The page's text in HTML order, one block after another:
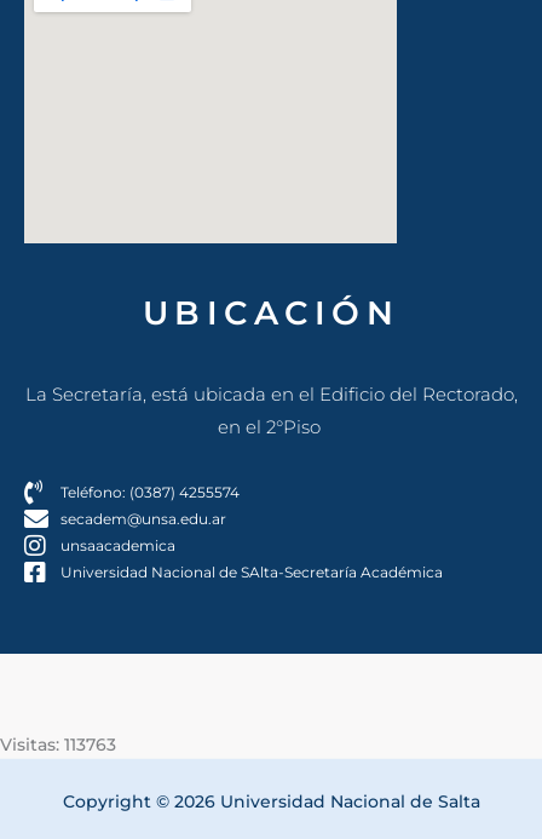
UBICACIÓN
La Secretaría, está ubicada en el Edificio del Rectorado,
en el 2°Piso
Teléfono: (0387) 4255574
secadem@unsa.edu.ar
unsaacademica
Universidad Nacional de SAlta-Secretaría Académica
Visitas: 113763
Copyright © 2026 Universidad Nacional de Salta